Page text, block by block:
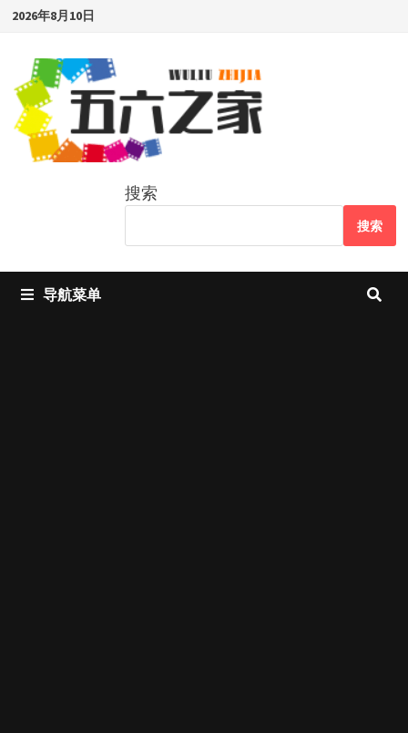
Skip
content
2026年8月10日
搜索
搜索
导航菜单